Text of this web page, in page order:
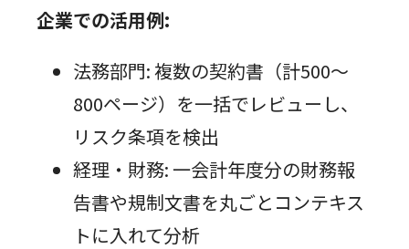
企業での活用例:
法務部門: 複数の契約書（計500〜
800ページ）を一括でレビューし、
リスク条項を検出
経理・財務: 一会計年度分の財務報
告書や規制文書を丸ごとコンテキス
トに入れて分析